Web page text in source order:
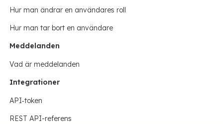
Hur man ändrar en användares roll
Hur man tar bort en användare
Meddelanden
Vad är meddelanden
Integrationer
API‑token
REST API-referens